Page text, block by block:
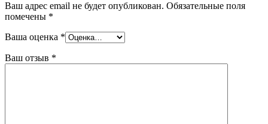
Ваш адрес email не будет опубликован. Обязательные поля
помечены *
Ваша оценка *
Ваш отзыв *